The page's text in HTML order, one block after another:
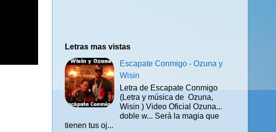
Letras mas vistas
Escapate Conmigo - Ozuna y
Wisin
Letra de Escapate Conmigo
(Letra y música de Ozuna,
Wisin ) Video Oficial Ozuna...
doble w... Será la magia que
tienen tus oj...